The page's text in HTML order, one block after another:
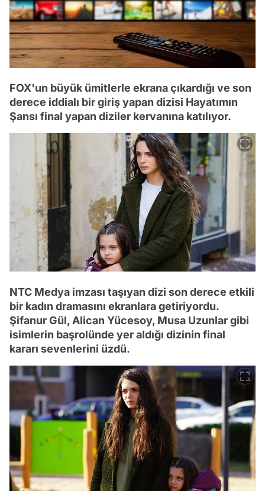
FOX'un büyük ümitlerle ekrana çıkardığı ve son
derece iddialı bir giriş yapan dizisi Hayatımın
Şansı final yapan diziler kervanına katılıyor.
NTC Medya imzası taşıyan dizi son derece etkili
bir kadın dramasını ekranlara getiriyordu.
Şifanur Gül, Alican Yücesoy, Musa Uzunlar gibi
isimlerin başrolünde yer aldığı dizinin final
kararı sevenlerini üzdü.